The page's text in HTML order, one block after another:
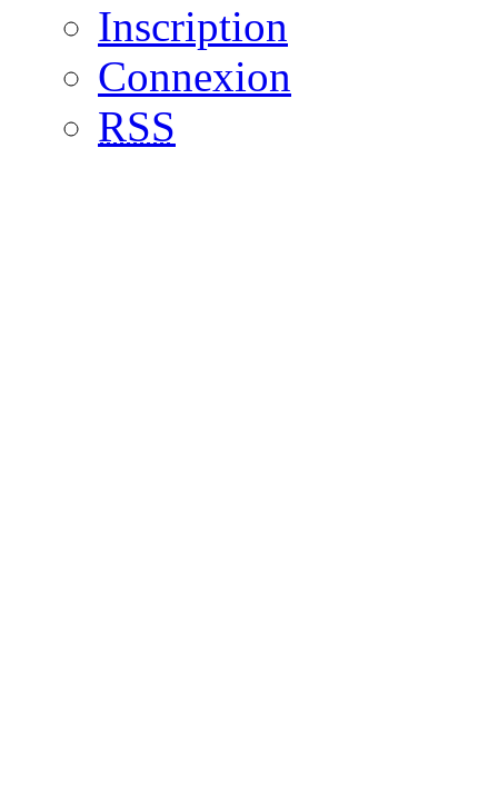
Inscription
Connexion
RSS